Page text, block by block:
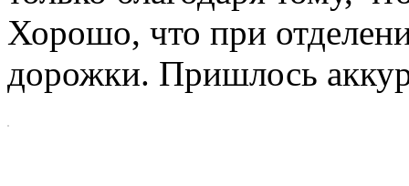
Хорошо, что при
дорожки. Пришлось